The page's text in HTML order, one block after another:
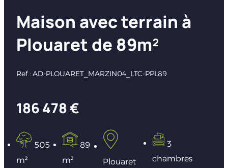
Maison avec terrain à
Plouaret de 89m²
Ref : AD-PLOUARET_MARZIN04_LTC-PPL89
186 478 €
505
m²
89
m²
Plouaret
3
chambres